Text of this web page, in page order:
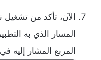
الآن، تأكد من تشغيل
المسار الذي به
المربع المشار إليه